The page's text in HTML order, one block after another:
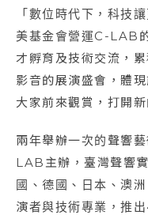
「數位時代下，科技
美基金會營運C-LAB
才孵育及技術交流，
影音的展演盛會，體
大家前來觀賞，打開
兩年舉辦一次的聲響
LAB主辦，臺灣聲響
國、德國、日本、澳
演者與技術專業，推